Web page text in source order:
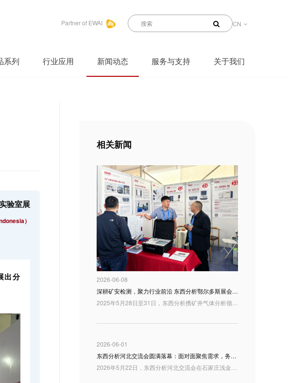
Partner of EWAI CN
系列 行业应用 新闻动态 服务与支持 关于我们
验室展
）
出分
相关新闻
2026-06-08
深耕矿安检测，聚力行业前沿 东西分析鄂尔多斯展会精彩回顾
2025年5月28日至31日，东西分析携矿井气体分析领域最新研制成果亮相鄂尔多斯，与行业同仁共话矿山安全检测与智慧矿山建设新趋势。
2026-06-01
东西分析河北交流会圆满落幕：面对面聚焦需求，务实推进合作
2026年5月22日，东西分析河北交流会在石家庄浅金上东国际酒店举办。来自河北及周边地区的用户代表、行业伙伴和技术人员来到现场，围绕分析仪器产品、实验室应用需求以及高端质谱解决方案展开交流。